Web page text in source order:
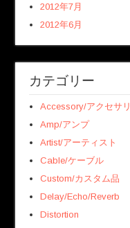
2012年7月
2012年6月
カテゴリー
Accessory/アクセサリ
Amp/アンプ
Artist/アーティスト
Cable/ケーブル
Custom/カスタム品
Delay/Echo/Reverb
Distortion